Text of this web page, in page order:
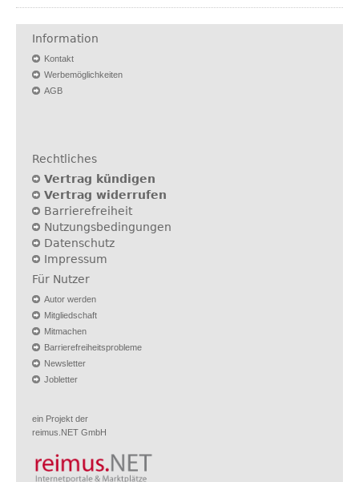
Information
Kontakt
Werbemöglichkeiten
AGB
Rechtliches
Vertrag kündigen
Vertrag widerrufen
Barrierefreiheit
Nutzungsbedingungen
Datenschutz
Impressum
Für Nutzer
Autor werden
Mitgliedschaft
Mitmachen
Barrierefreiheitsprobleme
Newsletter
Jobletter
ein Projekt der
reimus.NET GmbH